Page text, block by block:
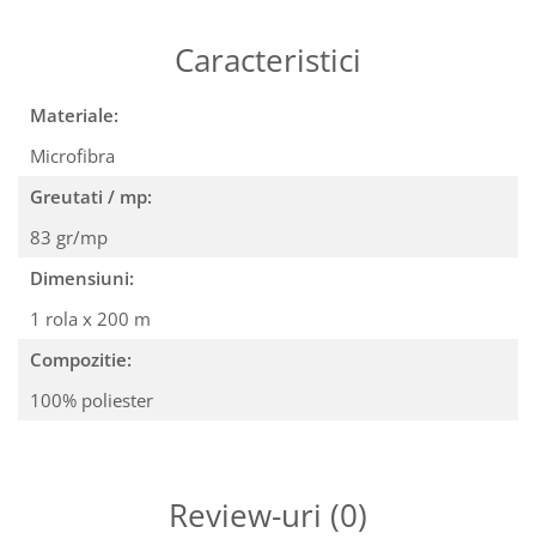
Caracteristici
Materiale:
Microfibra
Greutati / mp:
83 gr/mp
Dimensiuni:
1 rola x 200 m
Compozitie:
100% poliester
Review-uri (0)